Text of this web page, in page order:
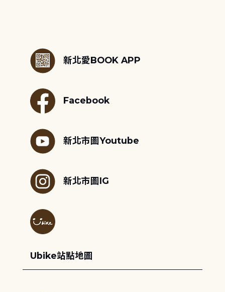
新北愛BOOK APP
Facebook
新北市圖Youtube
新北市圖IG
Ubike站點地圖